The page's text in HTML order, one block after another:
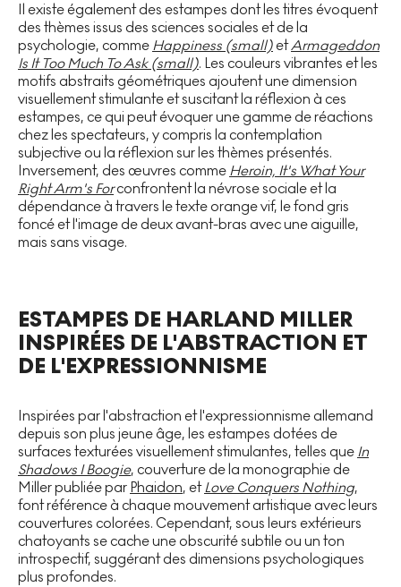
Il existe également des estampes dont les titres évoquent
des thèmes issus des sciences sociales et de la
psychologie, comme Happiness (small) etArmageddon
Is It Too Much To Ask (small). Les couleurs vibrantes et les
motifs abstraits géométriques ajoutent une dimension
visuellement stimulante et suscitant la réflexion à ces
estampes, ce qui peut évoquer une gamme de réactions
chez les spectateurs, y compris la contemplation
subjective ou la réflexion sur les thèmes présentés.
Inversement, des œuvres comme Heroin, It's What Your
Right Arm's Forconfrontent la névrose sociale et la
dépendance à travers le texte orange vif, le fond gris
foncé et l'image de deux avant-bras avec une aiguille,
mais sans visage.
ESTAMPES DE HARLAND MILLER
INSPIRÉES DE L'ABSTRACTION ET
DE L'EXPRESSIONNISME
Inspirées par l'abstraction et l'expressionnisme allemand
depuis son plus jeune âge, les estampes dotées de
surfaces texturées visuellement stimulantes, telles que In
Shadows I Boogie, couverture de la monographie de
Miller publiée par Phaidon, etLove Conquers Nothing,
font référence à chaque mouvement artistique avec leurs
couvertures colorées. Cependant, sous leurs extérieurs
chatoyants se cache une obscurité subtile ou un ton
introspectif, suggérant des dimensions psychologiques
plus profondes.